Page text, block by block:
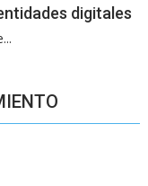
digitales